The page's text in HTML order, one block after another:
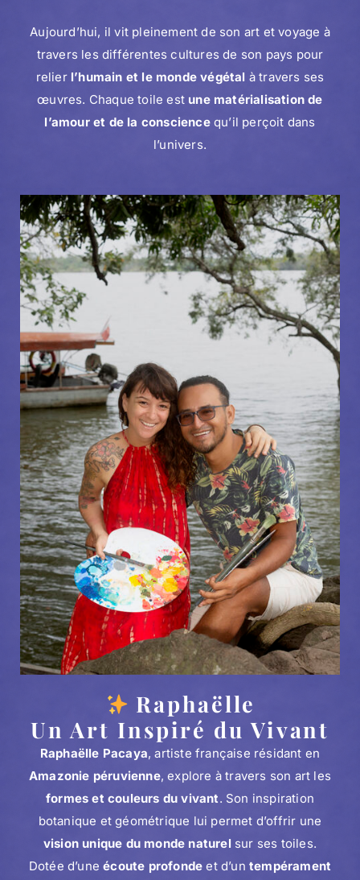
Aujourd’hui, il vit pleinement de son art et voyage à
travers les différentes cultures de son pays pour
relier l’humain et le monde végétal à travers ses
œuvres. Chaque toile est une matérialisation de
l’amour et de la consciencequ’il perçoit dans
l’univers.
Raphaëlle
Un Art Inspiré du Vivant
Raphaëlle Pacaya, artiste française résidant en
Amazonie péruvienne, explore à travers son art les
formes et couleurs du vivant. Son inspiration
botanique et géométrique lui permet d’offrir une
vision unique du monde naturel sur ses toiles.
Dotée d’uneécoute profonde et d’un tempérament